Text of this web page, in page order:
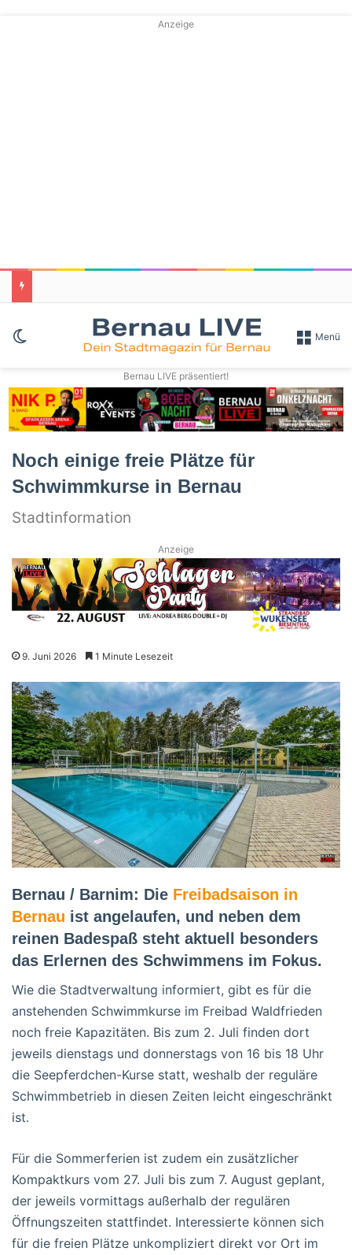
Anzeige
Skin umschalten Menü
Bernau LIVE präsentiert!
Noch einige freie Plätze für
Schwimmkurse in Bernau
Stadtinformation
Anzeige
9. Juni 2026 1 Minute Lesezeit
Bernau / Barnim: Die Freibadsaison in
Bernau ist angelaufen, und neben dem
reinen Badespaß steht aktuell besonders
das Erlernen des Schwimmens im Fokus.
Wie die Stadtverwaltung informiert, gibt es für die
anstehenden Schwimmkurse im Freibad Waldfrieden
noch freie Kapazitäten. Bis zum 2. Juli finden dort
jeweils dienstags und donnerstags von 16 bis 18 Uhr
die Seepferdchen-Kurse statt, weshalb der reguläre
Schwimmbetrieb in diesen Zeiten leicht eingeschränkt
ist.
Für die Sommerferien ist zudem ein zusätzlicher
Kompaktkurs vom 27. Juli bis zum 7. August geplant,
der jeweils vormittags außerhalb der regulären
Öffnungszeiten stattfindet. Interessierte können sich
für die freien Plätze unkompliziert direkt vor Ort im